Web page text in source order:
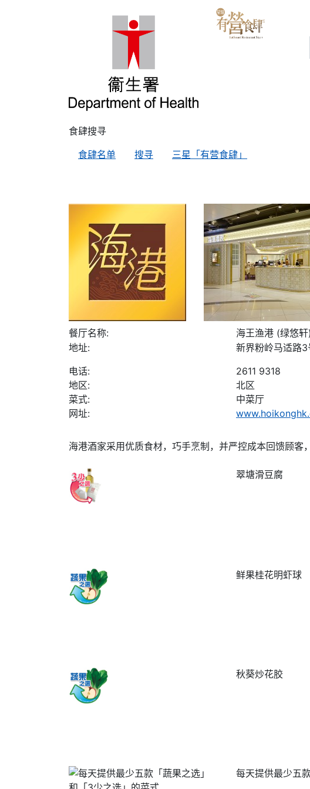
食肆搜寻
食肆名单
搜寻 三星「有营食肆」
餐厅名称:
海王渔港 (绿悠轩)
地址:
新界粉岭马适路
电话:
2611 9318
地区:
北区
菜式:
中菜厅
网址:
海港酒家采用优质食材，巧手烹制，并严控成本回馈顾客
翠塘滑豆腐
鲜果桂花明虾球
秋葵炒花胶
每天提供最少五